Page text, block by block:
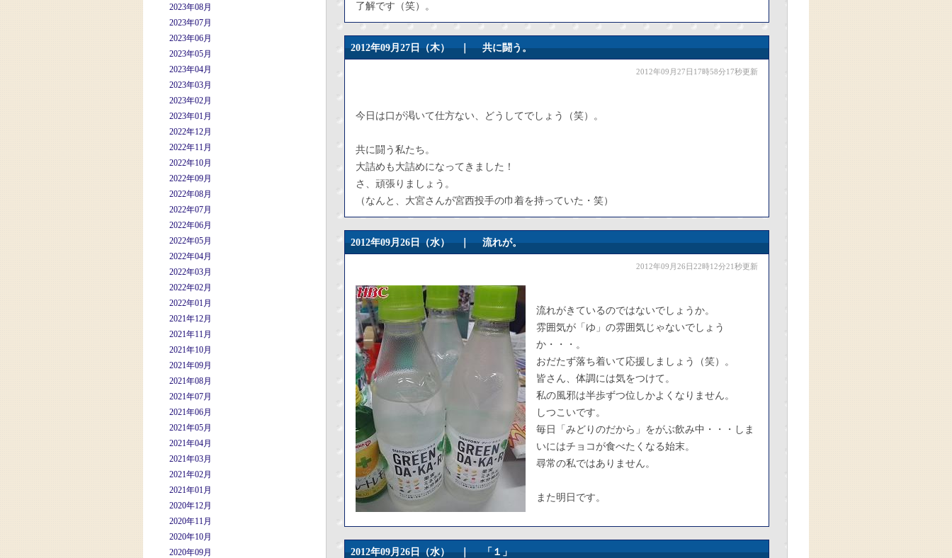
2023年08月
2023年07月
2023年06月
2023年05月
2023年04月
2023年03月
2023年02月
2023年01月
2022年12月
2022年11月
2022年10月
2022年09月
2022年08月
2022年07月
2022年06月
2022年05月
2022年04月
2022年03月
2022年02月
2022年01月
2021年12月
2021年11月
2021年10月
2021年09月
2021年08月
2021年07月
2021年06月
2021年05月
2021年04月
2021年03月
2021年02月
2021年01月
2020年12月
2020年11月
2020年10月
2020年09月
了解です（笑）。
2012年09月27日（木） ｜共に闘う。
2012年09月27日17時58分17秒更新
今日は口が渇いて仕方ない、どうしてでしょう（笑）。
共に闘う私たち。
大詰めも大詰めになってきました！
さ、頑張りましょう。
（なんと、大宮さんが宮西投手の巾着を持っていた・笑）
2012年09月26日（水） ｜流れが。
2012年09月26日22時12分21秒更新
流れがきているのではないでしょうか。
雰囲気が「ゆ」の雰囲気じゃないでしょう
か・・・。
おだたず落ち着いて応援しましょう（笑）。
皆さん、体調には気をつけて。
私の風邪は半歩ずつ位しかよくなりません。
しつこいです。
毎日「みどりのだから」をがぶ飲み中・・・しま
いにはチョコが食べたくなる始末。
尋常の私ではありません。
また明日です。
2012年09月26日（水） ｜「１」